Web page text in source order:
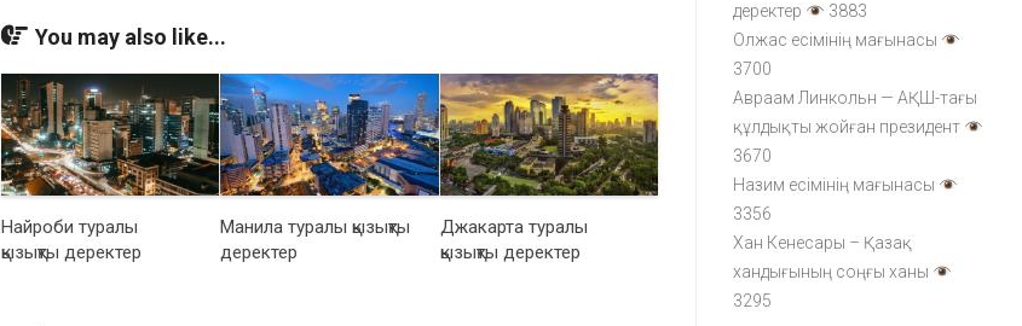
You may also like...
Найроби туралы
қызықты деректер
Манила туралы қызықты
деректер
Джакарта туралы
қызықты деректер
деректер
3883
Олжас есімінің мағынасы
3700
Авраам Линкольн — АҚШ-тағы
құлдықты жойған президент
3670
Назим есімінің мағынасы
3356
Хан Кенесары – Қазақ
хандығының соңғы ханы
3295